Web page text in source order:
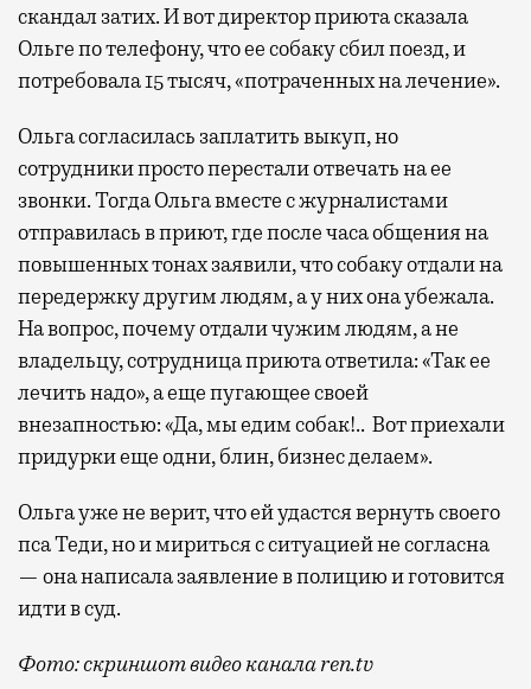
скандал затих. И вот директор приюта сказала
Ольге по телефону, что ее собаку сбил поезд, и
потребовала 15 тысяч, «потраченных на лечение».
Ольга согласилась заплатить выкуп, но
сотрудники просто перестали отвечать на ее
звонки. Тогда Ольга вместе с журналистами
отправилась в приют, где после часа общения на
повышенных тонах заявили, что собаку отдали на
передержку другим людям, а у них она убежала.
На вопрос, почему отдали чужим людям, а не
владельцу, сотрудница приюта ответила: «Так ее
лечить надо», а еще пугающее своей
внезапностью: «Да, мы едим собак!.. Вот приехали
придурки еще одни, блин, бизнес делаем».
Ольга уже не верит, что ей удастся вернуть своего
пса Теди, но и мириться с ситуацией не согласна
— она написала заявление в полицию и готовится
идти в суд.
Фото: скриншот видео канала ren.tv